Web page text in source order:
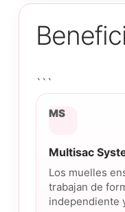
```
MS
Multisac
Los muelles
trabajan de
independiente